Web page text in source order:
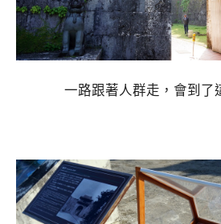
一路跟著人群走，會到了